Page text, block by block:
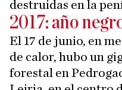
destruidas en la
2017: año
El 17 de junio, en
de calor, hubo un
forestal en